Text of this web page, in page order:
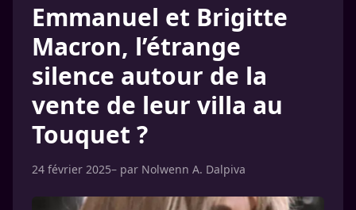
Emmanuel et Brigitte
Macron, l’étrange
silence autour de la
vente de leur villa au
Touquet ?
24 février 2025– par Nolwenn A. Dalpiva